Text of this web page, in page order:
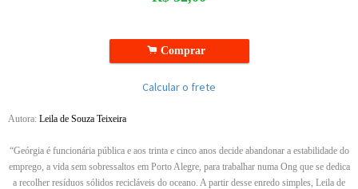
.Comprar
Calcular o frete
Autora: Leila de Souza Teixeira
“Geórgia é funcionária pública e aos trinta e cinco anos decide abandonar a estabilidade do
emprego, a vida sem sobressaltos em Porto Alegre, para trabalhar numa Ong que se dedica
a recolher resíduos sólidos recicláveis do oceano. A partir desse enredo simples, Leila de